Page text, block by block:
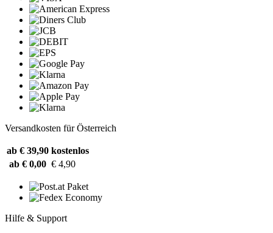
Versandkosten für Österreich
ab € 39,90 kostenlos
ab € 0,00 € 4,90
Hilfe & Support